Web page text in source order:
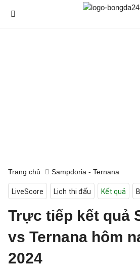
Trang chủ Sampdoria - Ternana
LiveScore Lịch thi đấu Kết quả
Trực tiếp kết quả
vs Ternana hôm
2024